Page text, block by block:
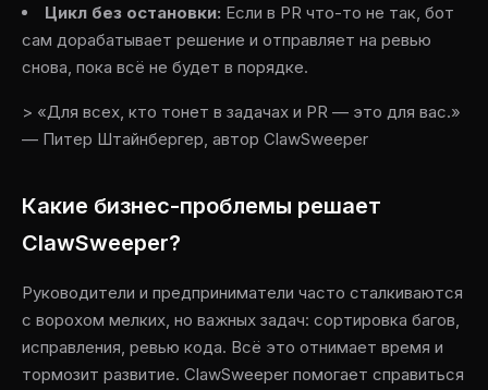
Цикл без остановки: Если в PR что-то не так, бот
сам дорабатывает решение и отправляет на ревью
снова, пока всё не будет в порядке.
> «Для всех, кто тонет в задачах и PR — это для вас.»
— Питер Штайнбергер, автор ClawSweeper
Какие бизнес-проблемы решает
ClawSweeper?
Руководители и предприниматели часто сталкиваются
с ворохом мелких, но важных задач: сортировка багов,
исправления, ревью кода. Всё это отнимает время и
тормозит развитие. ClawSweeper помогает справиться